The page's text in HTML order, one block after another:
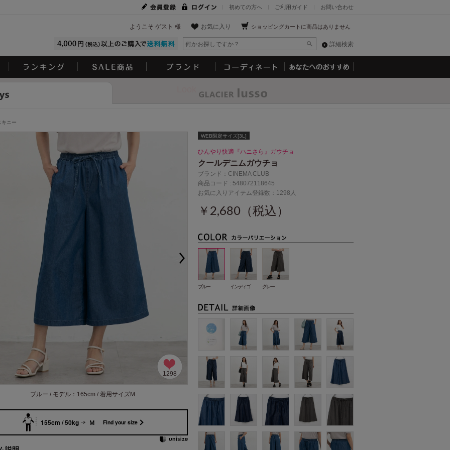
お問い合わせ
ご利用ガイド
初めての方へ
ショッピングカートに商品はありません
お気に入り
ようこそ ゲスト 様
詳細検索
キニー
1298
ブルー / モデル：165cm / 着用サイズM
155cm / 50kg Ｍ Find your size
WEB限定サイズ[3L]
ひんやり快適『ハニさら』ガウチョ
クールデニムガウチョ
ブランド： CINEMA CLUB
商品コード : 548072118645
お気に入りアイテム登録数：1298人
￥2,680（税込）
ブルー インディゴ グレー